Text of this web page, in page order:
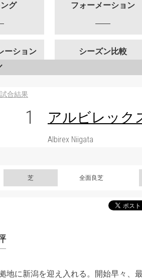
グ フォーメーション
ーション シーズン比較
合結果
1 アルビレック
Albirex Niigata
芝 全面良芝
に新潟を迎え入れる。開始早々、